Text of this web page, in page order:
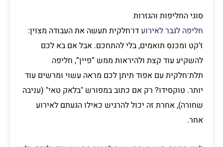
סוגי החליפות והגזרות
חליפה לגבר לאירועדו־חלקית תעשה את העבודה מצוין:
ז’קט ומכנס תואמים, בלי להתחכם. אבל אם בא לכם
להשקיע עוד קצת ולהיראות ממש “פיין”, חליפה
תלת־חלקית עם אפוד תיתן לכם מראה עשוי ומרשים עוד
יותר. טוקסידו? רק אם כתוב במפורש "בלאק טאי" (עניבה
שחורה), אחרת זה יכול להרגיש כאילו הגעתם לאירוע
אחר.